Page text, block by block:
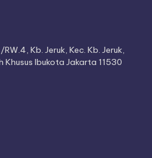
Kb. Jeruk, Kec. Kb. Jeruk,
Ibukota Jakarta 11530